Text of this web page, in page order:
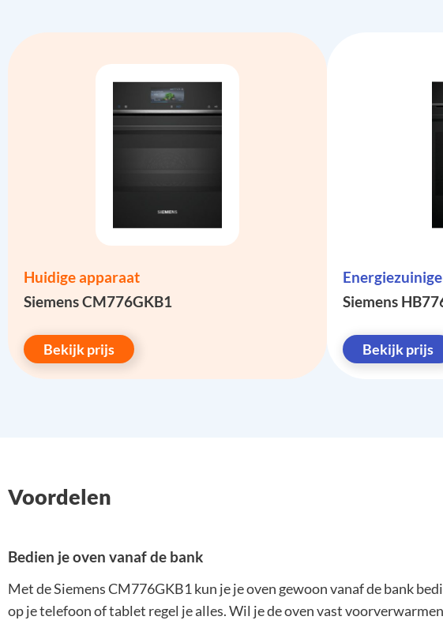
Huidige apparaat
Siemens CM776GKB1
Bekijk prijs
Siemens
Bekijk prijs
Voordelen
Bedien je oven vanaf de bank
Met de Siemens CM776GKB1 kun je je oven gewoon vanaf de bank
op je telefoon of tablet regel je alles. Wil je de oven vast